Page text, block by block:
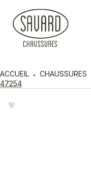
ACCUEIL CHAUSSURES
47254
♥︎